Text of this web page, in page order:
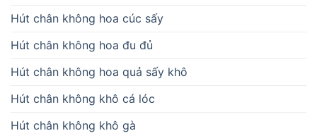
Hút chân không hoa cúc sấy
Hút chân không hoa đu đủ
Hút chân không hoa quả sấy khô
Hút chân không khô cá lóc
Hút chân không khô gà